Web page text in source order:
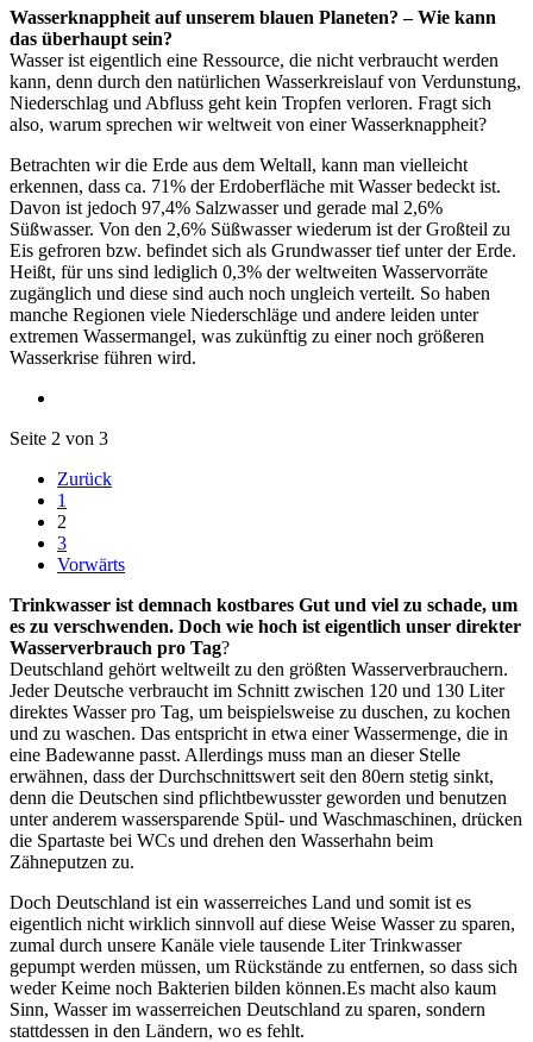
Wasserknappheit auf unserem blauen Planeten? – Wie kann
das überhaupt sein?
Wasser ist eigentlich eine Ressource, die nicht verbraucht werden
kann, denn durch den natürlichen Wasserkreislauf von Verdunstung,
Niederschlag und Abfluss geht kein Tropfen verloren. Fragt sich
also, warum sprechen wir weltweit von einer Wasserknappheit?
Betrachten wir die Erde aus dem Weltall, kann man vielleicht
erkennen, dass ca. 71% der Erdoberfläche mit Wasser bedeckt ist.
Davon ist jedoch 97,4% Salzwasser und gerade mal 2,6%
Süßwasser. Von den 2,6% Süßwasser wiederum ist der Großteil zu
Eis gefroren bzw. befindet sich als Grundwasser tief unter der Erde.
Heißt, für uns sind lediglich 0,3% der weltweiten Wasservorräte
zugänglich und diese sind auch noch ungleich verteilt. So haben
manche Regionen viele Niederschläge und andere leiden unter
extremen Wassermangel, was zukünftig zu einer noch größeren
Wasserkrise führen wird.
Seite 2 von 3
Zurück
1
2
3
Vorwärts
Trinkwasser ist demnach kostbares Gut und viel zu schade, um
es zu verschwenden. Doch wie hoch ist eigentlich unser direkter
Wasserverbrauch pro Tag?
Deutschland gehört weltweilt zu den größten Wasserverbrauchern.
Jeder Deutsche verbraucht im Schnitt zwischen 120 und 130 Liter
direktes Wasser pro Tag, um beispielsweise zu duschen, zu kochen
und zu waschen. Das entspricht in etwa einer Wassermenge, die in
eine Badewanne passt. Allerdings muss man an dieser Stelle
erwähnen, dass der Durchschnittswert seit den 80ern stetig sinkt,
denn die Deutschen sind pflichtbewusster geworden und benutzen
unter anderem wassersparende Spül- und Waschmaschinen, drücken
die Spartaste bei WCs und drehen den Wasserhahn beim
Zähneputzen zu.
Doch Deutschland ist ein wasserreiches Land und somit ist es
eigentlich nicht wirklich sinnvoll auf diese Weise Wasser zu sparen,
zumal durch unsere Kanäle viele tausende Liter Trinkwasser
gepumpt werden müssen, um Rückstände zu entfernen, so dass sich
weder Keime noch Bakterien bilden können.Es macht also kaum
Sinn, Wasser im wasserreichen Deutschland zu sparen, sondern
stattdessen in den Ländern, wo es fehlt.